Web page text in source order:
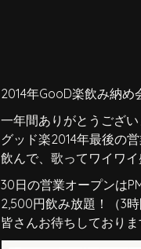
2014年GooD楽飲み納め
一年間ありがとうござい
グッド楽2014年最後の営
飲んで、歌ってワイワ
30日の営業オープンは
2,500円飲み放題！（3時
皆さんお待ちしておりま